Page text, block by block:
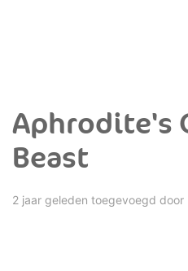
Aphrodite's
Beast
2 jaar geleden toegevoegd door